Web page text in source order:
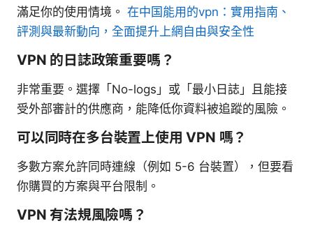
滿足你的使用情境。 在中国能用的vpn：實用指南、
評測與最新動向，全面提升上網自由與安全性
VPN 的日誌政策重要嗎？
非常重要。選擇「No-logs」或「最小日誌」且能接
受外部審計的供應商，能降低你資料被追蹤的風險。
可以同時在多台裝置上使用 VPN 嗎？
多數方案允許同時連線（例如 5-6 台裝置），但要看
你購買的方案與平台限制。
VPN 有法規風險嗎？